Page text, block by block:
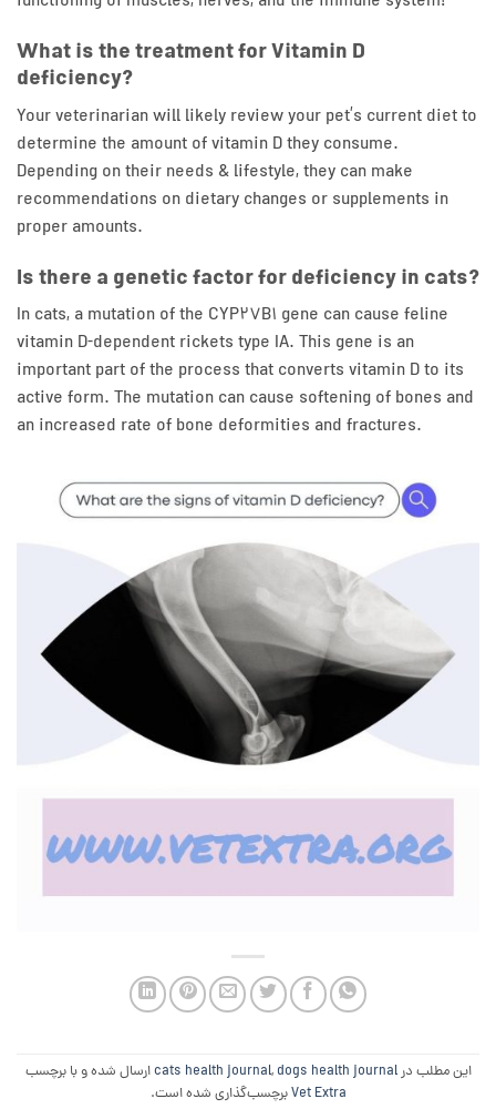
What is the treatment for Vitamin D
deficiency?
Your veterinarian will likely review your pet’s current diet to
determine the amount of vitamin D they consume.
Depending on their needs & lifestyle, they can make
recommendations on dietary changes or supplements in
proper amounts.
Is there a genetic factor for deficiency in cats?
In cats, a mutation of the CYP27B1 gene can cause feline
vitamin D-dependent rickets type IA. This gene is an
important part of the process that converts vitamin D to its
active form. The mutation can cause softening of bones and
an increased rate of bone deformities and fractures.
این مطلب در cats health journal, dogs health journal
ارسال شده و با برچسب
Vet Extraبرچسب‌گذاری شده است.